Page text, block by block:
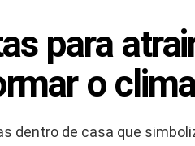
para
o
dentro de casa que